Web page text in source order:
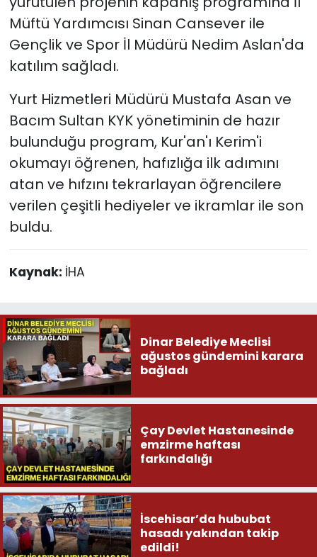
Müftü Yardımcısı Sinan Cansever ile
Gençlik ve Spor İl Müdürü Nedim Aslan'da
katılım sağladı.
Yurt Hizmetleri Müdürü Mustafa Asan ve
Bacım Sultan KYK yönetiminin de hazır
bulunduğu program, Kur'an'ı Kerim'i
okumayı öğrenen, hafızlığa ilk adımını
atan ve hıfzını tekrarlayan öğrencilere
verilen çeşitli hediyeler ve ikramlar ile son
buldu.
Kaynak: İHA
Dinar Belediye Meclisi
ağustos gündemini karara
bağladı
Çay Devlet Hastanesinde
emzirme haftası
farkındalığı
İscehisar’da hububat
hasadı yakından takip
edildi!